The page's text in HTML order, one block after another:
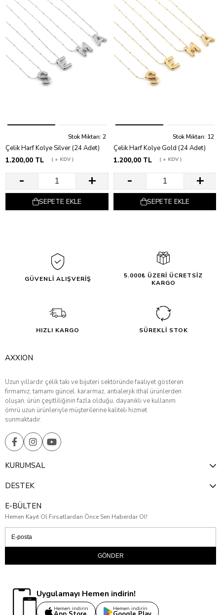
Stok Miktarı: 2
Çelik Harf Kolye Silver (24 Adet)
1.200,00 TL
+ KDV
SEPETE EKLE
Stok Miktarı: 12
Çelik Harf Kolye Gold (24 Adet)
1.200,00 TL
+ KDV
SEPETE EKLE
GÜVENLİ ALIŞVERİŞ
5.000₺ ÜZERİ ÜCRETSİZ
KARGO
HIZLI KARGO SÜREKLİ STOK
AXXION
Uzun yıllardır çelik takı ve bijuteri sektöründe faaliyet gösteren
firmamız; tamamı güncel, kararmaz, antialerjik ithal ürünlerden
oluşan, ürün çeşitliliğinin fazla olduğu, dayanıklı ve kullanım
ömrü uzun ürünleriyle müşterilerine kaliteli hizmet
sunmaktadır.
KURUMSAL
DESTEK
E-BÜLTEN
Hemen Kayıt Ol Fırsatlardan Önce Sen Haberdar Ol!
GÖNDER
Uygulamayı Hemen indirin!
Hemen indirin Hemen indirin